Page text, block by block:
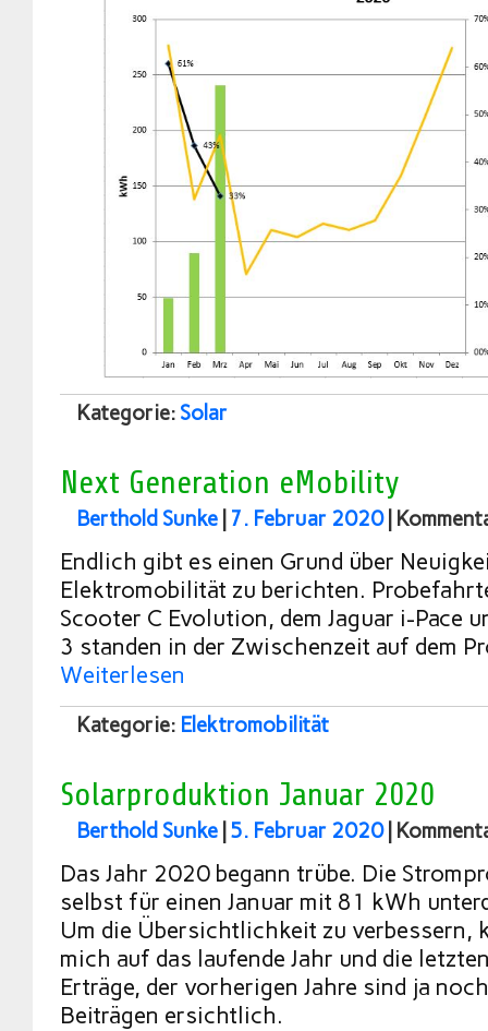
Kategorie: Solar
Next Generation eMobility
Berthold Sunke 7. Februar 2020|
Endlich gibt es einen Grund über
Elektromobilität zu berichten.
Scooter C Evolution, dem Jaguar i-Pace
3 standen in der Zwischenzeit auf dem
Weiterlesen
Kategorie: Elektromobilität
Solarproduktion Januar 2020
Berthold Sunke 5. Februar 2020|
Das Jahr 2020 begann trübe. Die
selbst für einen Januar mit 81 kWh
Um die Übersichtlichkeit zu verbessern,
mich auf das laufende Jahr und die
Erträge, der vorherigen Jahre sind ja
Beiträgen ersichtlich.